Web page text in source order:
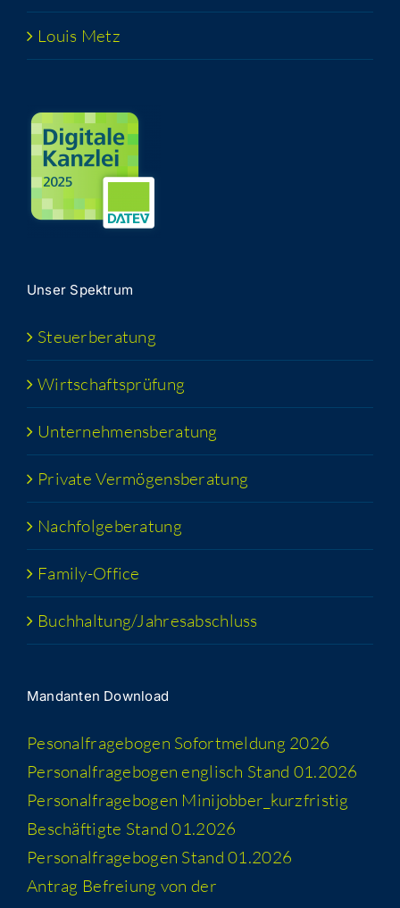
Lou­is Metz
Unser Spek­trum
Steu­er­be­ra­tung
Wirt­schafts­prü­fung
Unter­neh­mens­be­ra­tung
Pri­va­te Vermögensberatung
Nach­fol­ge­be­ra­tung
Fami­­ly-Office
Buchhaltung/​​Jahresabschluss
Man­dan­ten Download
Peso­nal­fra­ge­bo­gen Sofort­mel­dung 2026
Per­so­nal­fra­ge­bo­gen eng­lisch Stand 01.2026
Per­so­nal­fra­ge­bo­gen Minijobber_​kurzfristig
Beschäf­tig­te Stand 01.2026
Per­so­nal­fra­ge­bo­gen Stand 01.2026
Antrag Befrei­ung von der